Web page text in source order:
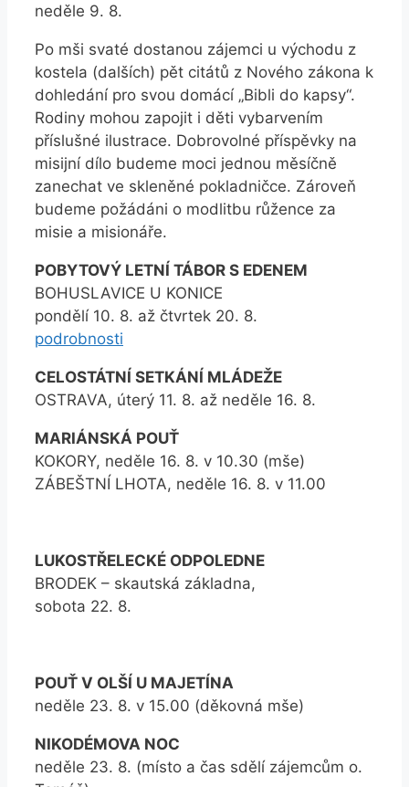
neděle 9. 8.
Po mši svaté dostanou zájemci u východu z
kostela (dalších) pět citátů z Nového zákona k
dohledání pro svou domácí „Bibli do kapsy“.
Rodiny mohou zapojit i děti vybarvením
příslušné ilustrace. Dobrovolné příspěvky na
misijní dílo budeme moci jednou měsíčně
zanechat ve skleněné pokladničce. Zároveň
budeme požádáni o modlitbu růžence za
misie a misionáře.
POBYTOVÝ LETNÍ TÁBOR S EDENEM
BOHUSLAVICE U KONICE
pondělí 10. 8. až čtvrtek 20. 8.
podrobnosti
CELOSTÁTNÍ SETKÁNÍ MLÁDEŽE
OSTRAVA, úterý 11. 8. až neděle 16. 8.
MARIÁNSKÁ POUŤ
KOKORY, neděle 16. 8. v 10.30 (mše)
ZÁBEŠTNÍ LHOTA, neděle 16. 8. v 11.00
LUKOSTŘELECKÉ ODPOLEDNE
BRODEK – skautská základna,
sobota 22. 8.
POUŤ V OLŠÍ U MAJETÍNA
neděle 23. 8. v 15.00 (děkovná mše)
NIKODÉMOVA NOC
neděle 23. 8. (místo a čas sdělí zájemcům o.